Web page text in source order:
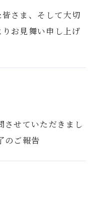
さま、そして大切
お見舞い申し上げ
させていただきまし
のご報告